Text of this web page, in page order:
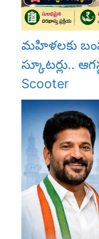
మహిళలకు
స్కూటర్లు..
Scooter